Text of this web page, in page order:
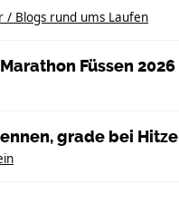
/ Blogs rund ums Laufen
Füssen 2026
grade bei Hitze